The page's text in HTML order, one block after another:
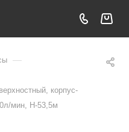
—
корпус-
мин, H-53,5м